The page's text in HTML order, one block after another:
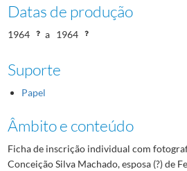
Datas de produção
1964 a 1964
Suporte
Papel
Âmbito e conteúdo
Ficha de inscrição individual com
Conceição Silva Machado, esposa (?) de